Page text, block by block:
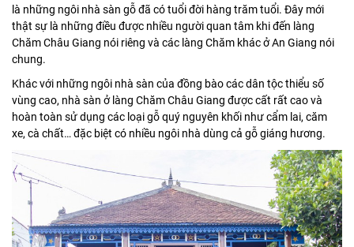
là những ngôi nhà sàn gỗ đã có tuổi đời hàng trăm tuổi. Đây mới
thật sự là những điều được nhiều người quan tâm khi đến làng
Chăm Châu Giang nói riêng và các làng Chăm khác ở An Giang nói
chung.
Khác với những ngôi nhà sàn của đồng bào các dân tộc thiểu số
vùng cao, nhà sàn ở làng Chăm Châu Giang được cất rất cao và
hoàn toàn sử dụng các loại gỗ quý nguyên khối như cẩm lai, căm
xe, cà chất… đặc biệt có nhiều ngôi nhà dùng cả gỗ giáng hương.